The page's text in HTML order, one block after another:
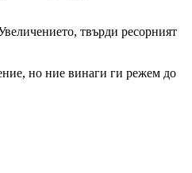
твърди ресорният
но ние винаги ги режем до